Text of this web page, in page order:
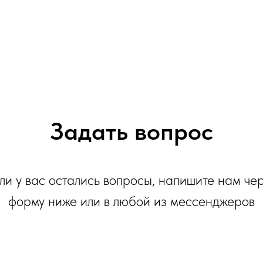
Задать вопрос
у вас остались вопросы, напишите нам
форму ниже или в любой из мессенджеров